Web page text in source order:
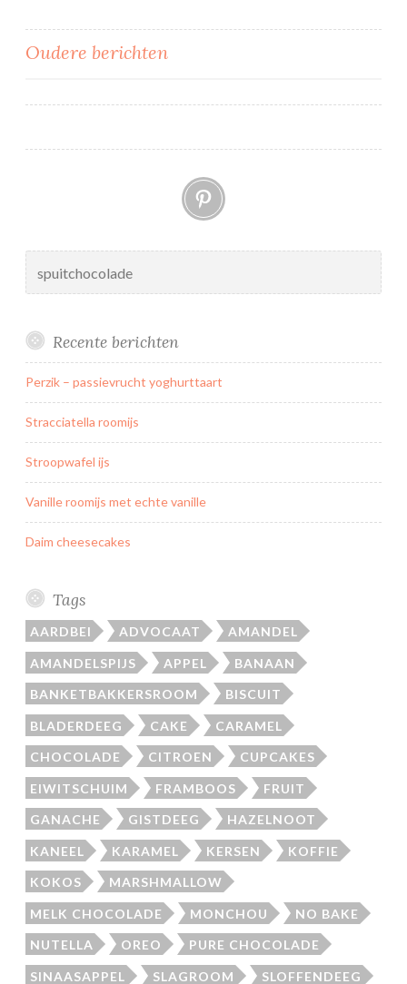
Berichtennavigatie
Oudere berichten
Pinterest
naar:
Recente berichten
Perzik – passievrucht yoghurttaart
Stracciatella roomijs
Stroopwafel ijs
Vanille roomijs met echte vanille
Daim cheesecakes
Tags
AARDBEI ADVOCAAT AMANDEL
AMANDELSPIJS APPEL BANAAN
BANKETBAKKERSROOM BISCUIT
BLADERDEEG CAKE CARAMEL
CHOCOLADE CITROEN CUPCAKES
EIWITSCHUIM FRAMBOOS FRUIT
GANACHE GISTDEEG HAZELNOOT
KANEEL KARAMEL KERSEN KOFFIE
KOKOS MARSHMALLOW
MELK CHOCOLADE MONCHOU NO BAKE
NUTELLA OREO PURE CHOCOLADE
SINAASAPPEL SLAGROOM SLOFFENDEEG